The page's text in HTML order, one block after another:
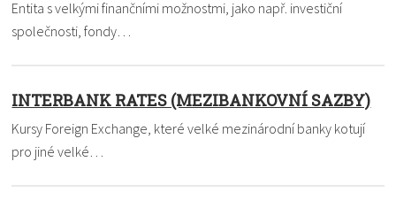
Entita s velkými finančními možnostmi, jako např. investiční
společnosti, fondy…
INTERBANK RATES (MEZIBANKOVNÍ SAZBY)
Kursy Foreign Exchange, které velké mezinárodní banky kotují
pro jiné velké…